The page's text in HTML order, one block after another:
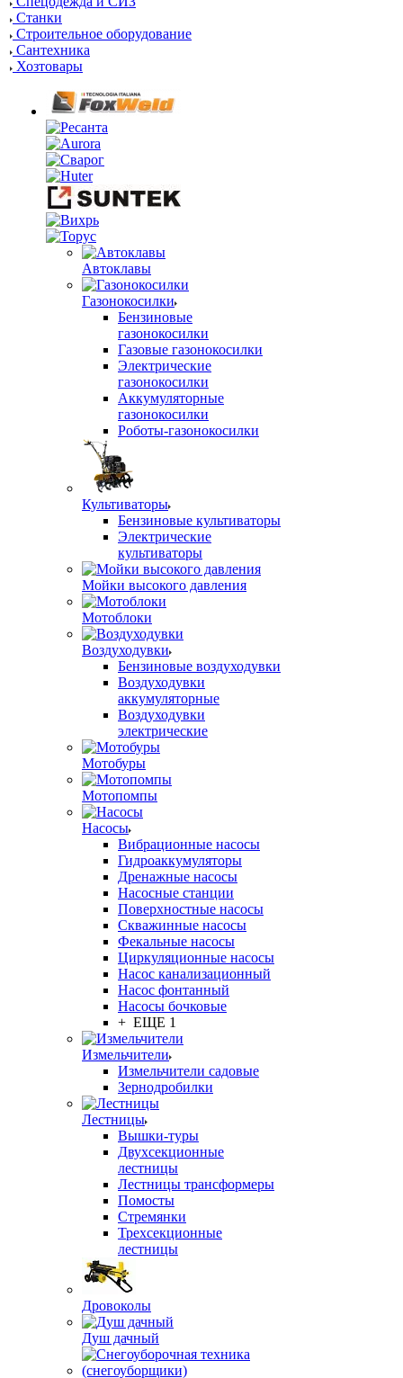
Станки
Строительное оборудование
Сантехника
Хозтовары
Автоклавы
Газонокосилки
Бензиновые
газонокосилки
Газовые газонокосилки
Электрические
газонокосилки
Аккумуляторные
газонокосилки
Роботы-газонокосилки
Культиваторы
Бензиновые культиваторы
Электрические
культиваторы
Мойки высокого давления
Мотоблоки
Воздуходувки
Бензиновые воздуходувки
Воздуходувки
аккумуляторные
Воздуходувки
электрические
Мотобуры
Мотопомпы
Насосы
Вибрационные насосы
Гидроаккумуляторы
Дренажные насосы
Насосные станции
Поверхностные насосы
Скважинные насосы
Фекальные насосы
Циркуляционные насосы
Насос канализационный
Насос фонтанный
Насосы бочковые
+ ЕЩЕ 1
Измельчители
Измельчители садовые
Зернодробилки
Лестницы
Вышки-туры
Двухсекционные
лестницы
Лестницы трансформеры
Помосты
Стремянки
Трехсекционные
лестницы
Дровоколы
Душ дачный